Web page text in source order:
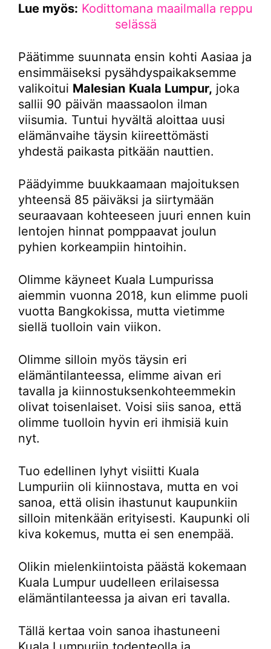
Lue myös: Kodittomana maailmalla reppu
selässä
Päätimme suunnata ensin kohti Aasiaa ja
ensimmäiseksi pysähdyspaikaksemme
valikoitui Malesian Kuala Lumpur, joka
sallii 90 päivän maassaolon ilman
viisumia. Tuntui hyvältä aloittaa uusi
elämänvaihe täysin kiireettömästi
yhdestä paikasta pitkään nauttien.
Päädyimme buukkaamaan majoituksen
yhteensä 85 päiväksi ja siirtymään
seuraavaan kohteeseen juuri ennen kuin
lentojen hinnat pomppaavat joulun
pyhien korkeampiin hintoihin.
Olimme käyneet Kuala Lumpurissa
aiemmin vuonna 2018, kun elimme puoli
vuotta Bangkokissa, mutta vietimme
siellä tuolloin vain viikon.
Olimme silloin myös täysin eri
elämäntilanteessa, elimme aivan eri
tavalla ja kiinnostuksenkohteemmekin
olivat toisenlaiset. Voisi siis sanoa, että
olimme tuolloin hyvin eri ihmisiä kuin
nyt.
Tuo edellinen lyhyt visiitti Kuala
Lumpuriin oli kiinnostava, mutta en voi
sanoa, että olisin ihastunut kaupunkiin
silloin mitenkään erityisesti. Kaupunki oli
kiva kokemus, mutta ei sen enempää.
Olikin mielenkiintoista päästä kokemaan
Kuala Lumpur uudelleen erilaisessa
elämäntilanteessa ja aivan eri tavalla.
Tällä kertaa voin sanoa ihastuneeni